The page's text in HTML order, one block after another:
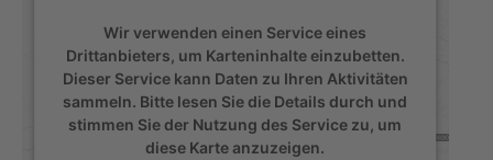
Wir verwenden einen Service eines
Drittanbieters, um Karteninhalte einzubetten.
Dieser Service kann Daten zu Ihren Aktivitäten
sammeln. Bitte lesen Sie die Details durch und
stimmen Sie der Nutzung des Service zu, um
diese Karte anzuzeigen.